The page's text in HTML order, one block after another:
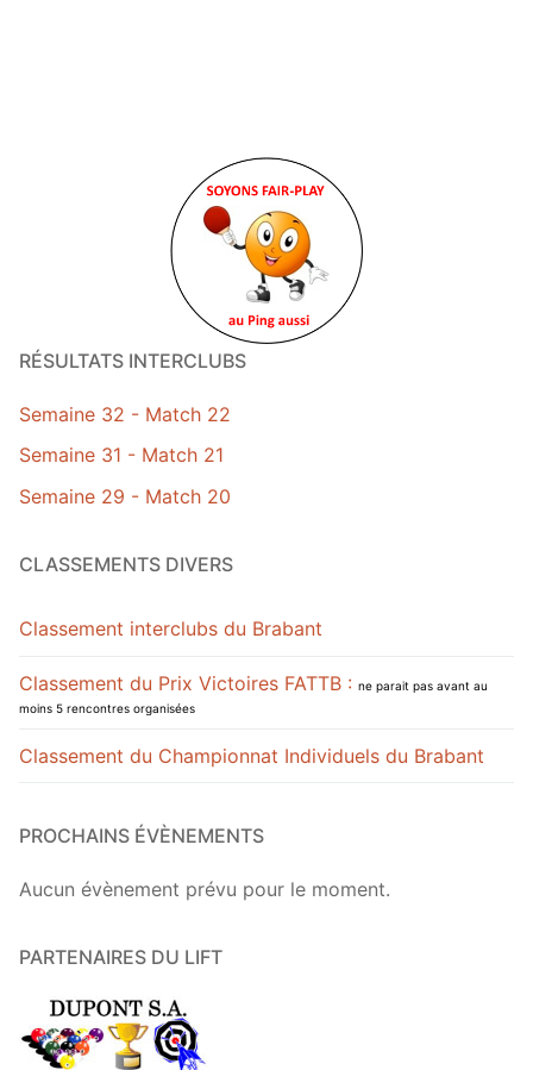
événements
RÉSULTATS INTERCLUBS
Semaine 32 - Match 22
Semaine 31 - Match 21
Semaine 29 - Match 20
CLASSEMENTS DIVERS
Classement interclubs du Brabant
Classement du Prix Victoires FATTB : ne parait pas avant au
moins 5 rencontres organisées
Classement du Championnat Individuels du Brabant
PROCHAINS ÉVÈNEMENTS
Aucun évènement prévu pour le moment.
PARTENAIRES DU LIFT